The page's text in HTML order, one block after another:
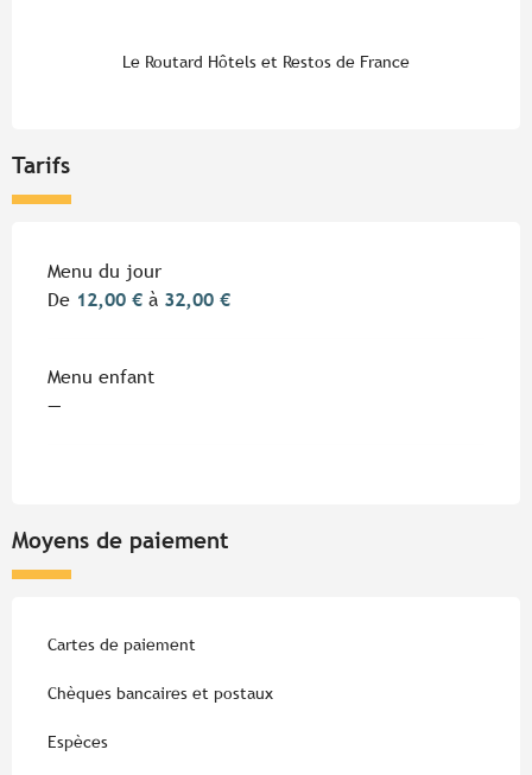
Le Routard Hôtels et Restos de France
Tarifs
Tarifs 2026
Menu du jour
De 12,00 € à 32,00 €
Menu enfant
—
Moyens de paiement
Cartes de paiement
Chèques bancaires et postaux
Espèces